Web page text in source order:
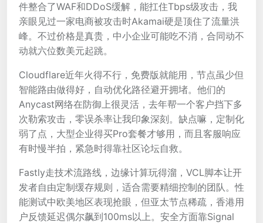
件整合了WAF和DDoS缓解，能扛住Tbps级攻击，我
亲眼见过一家电商被攻击时Akamai硬是顶住了流量洪
峰。不过价格是真贵，中小企业可能吃不消，合同动不
动就六位数美元起跳。
Cloudflare近年火得不行，免费版就能用，节点虽少但
智能路由做得好，自动优化路径避开拥堵。他们的
Anycast网络在防御上很灵活，去年帮一个客户挡下多
次勒索攻击，零误杀率让我印象深刻。缺点嘛，定制化
弱了点，大型企业得买Pro套餐才够用，而且客服响应
有时慢半拍，紧急时得靠社区论坛自救。
Fastly走技术流路线，边缘计算玩得溜，VCL脚本让开
发者自由定制缓存规则，适合需要精细控制的团队。性
能测试中欧美地区表现抢眼，但亚太节点稀疏，香港用
户反馈延迟偶尔飙到100ms以上。安全方面靠Signal